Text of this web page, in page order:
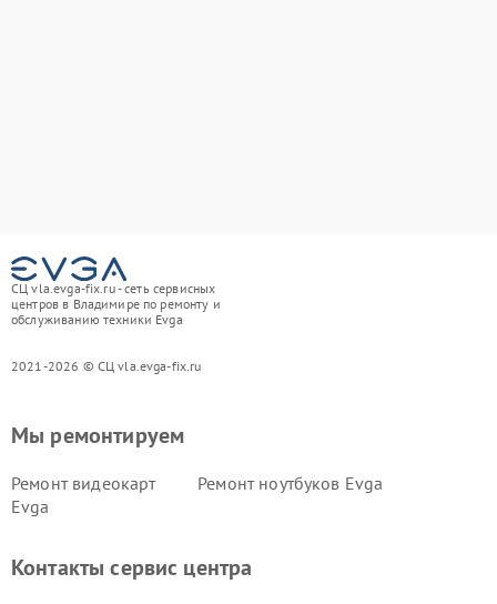
СЦ vla.evga-fix.ru - сеть сервисных
центров в Владимире по ремонту и
обслуживанию техники Evga
2021-2026 © СЦ vla.evga-fix.ru
Мы ремонтируем
Ремонт видеокарт
Evga
Ремонт ноутбуков Evga
Контакты сервис центра